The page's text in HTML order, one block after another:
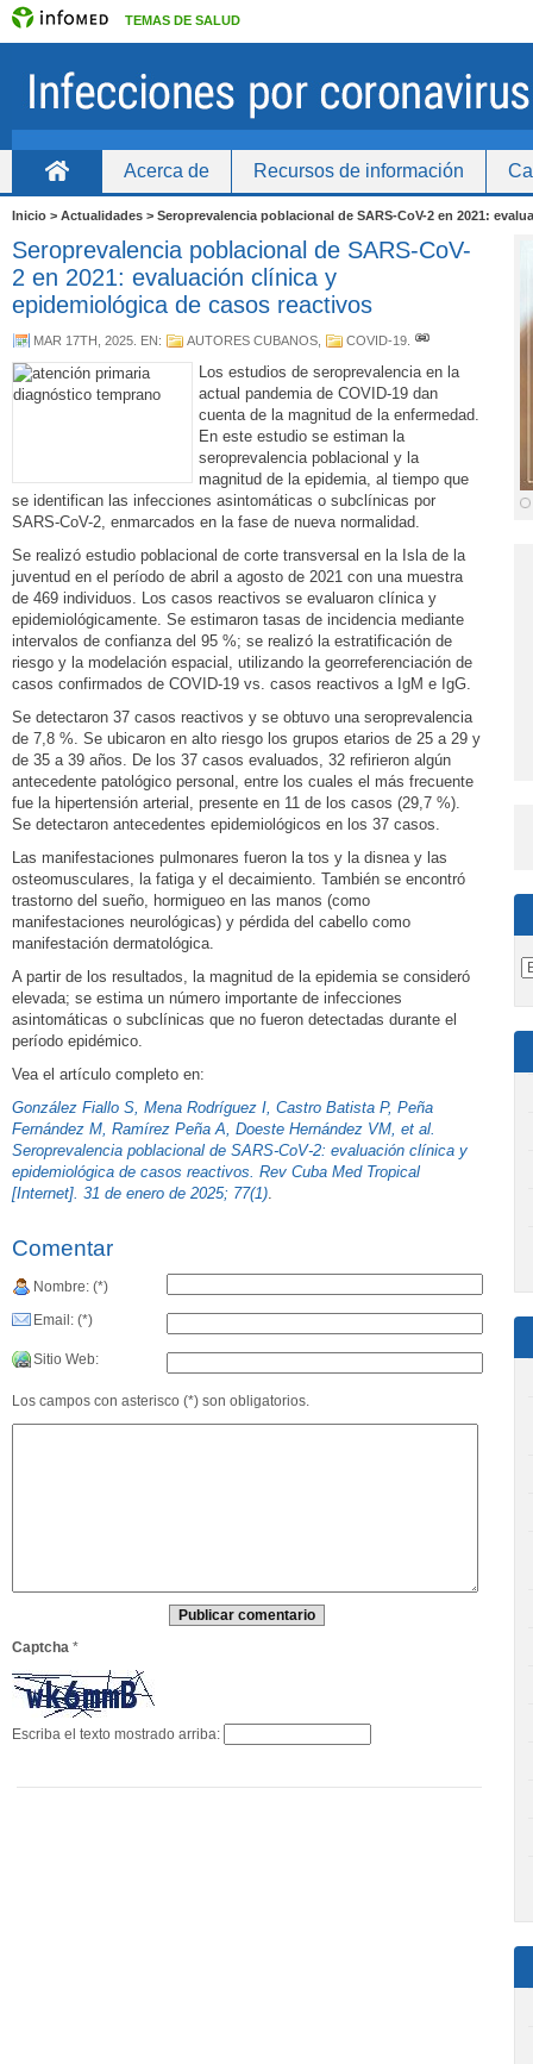
TEMAS DE SALUD
Acerca de Recursos de información
Inicio > Actualidades > Seroprevalencia poblacional de SARS-CoV-2 en 2021:
Seroprevalencia poblacional de SARS-CoV-
2 en 2021: evaluación clínica y
epidemiológica de casos reactivos
MAR 17TH, 2025 . EN: AUTORES CUBANOS COVID-19
Los estudios de seroprevalencia en la
actual pandemia de COVID-19 dan
cuenta de la magnitud de la enfermedad.
En este estudio se estiman la
seroprevalencia poblacional y la
magnitud de la epidemia, al tiempo que
se identifican las infecciones asintomáticas o subclínicas por
SARS-CoV-2, enmarcados en la fase de nueva normalidad.
Se realizó estudio poblacional de corte transversal en la Isla de la
juventud en el período de abril a agosto de 2021 con una muestra
de 469 individuos. Los casos reactivos se evaluaron clínica y
epidemiológicamente. Se estimaron tasas de incidencia mediante
intervalos de confianza del 95 %; se realizó la estratificación de
riesgo y la modelación espacial, utilizando la georreferenciación de
casos confirmados de COVID-19 vs. casos reactivos a IgM e IgG.
Se detectaron 37 casos reactivos y se obtuvo una seroprevalencia
de 7,8 %. Se ubicaron en alto riesgo los grupos etarios de 25 a 29 y
de 35 a 39 años. De los 37 casos evaluados, 32 refirieron algún
antecedente patológico personal, entre los cuales el más frecuente
fue la hipertensión arterial, presente en 11 de los casos (29,7 %).
Se detectaron antecedentes epidemiológicos en los 37 casos.
Las manifestaciones pulmonares fueron la tos y la disnea y las
osteomusculares, la fatiga y el decaimiento. También se encontró
trastorno del sueño, hormigueo en las manos (como
manifestaciones neurológicas) y pérdida del cabello como
manifestación dermatológica.
A partir de los resultados, la magnitud de la epidemia se consideró
elevada; se estima un número importante de infecciones
asintomáticas o subclínicas que no fueron detectadas durante el
período epidémico.
Vea el artículo completo en:
González Fiallo S, Mena Rodríguez I, Castro Batista P, Peña
Fernández M, Ramírez Peña A, Doeste Hernández VM, et al.
Seroprevalencia poblacional de SARS-CoV-2: evaluación clínica y
epidemiológica de casos reactivos. Rev Cuba Med Tropical
[Internet]. 31 de enero de 2025; 77(1).
Comentar
Nombre: (*)
Email: (*)
Sitio Web:
Los campos con asterisco (*) son obligatorios.
Captcha *
Escriba el texto mostrado arriba: